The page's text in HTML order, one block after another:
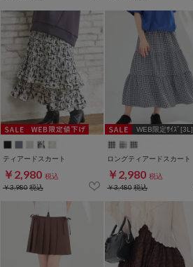
ティアードスカート
￥2,980 税込
￥3,980税込
WEB限定ｻｲｽﾞ[3L]
ロングティアードスカート
￥2,980 税込
￥3,480税込